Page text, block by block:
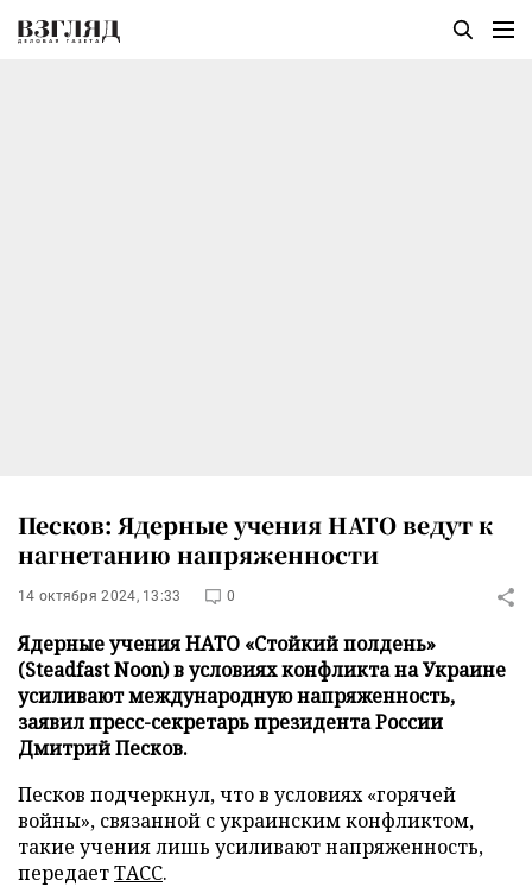
Песков: Ядерные учения НАТО ведут к
нагнетанию напряженности
14 октября 2024, 13:33 0
Ядерные учения НАТО «Стойкий полдень»
(Steadfast Noon) в условиях конфликта на Украине
усиливают международную напряженность,
заявил пресс-секретарь президента России
Дмитрий Песков.
Песков подчеркнул, что в условиях «горячей
войны», связанной с украинским конфликтом,
такие учения лишь усиливают напряженность,
передаетТАСС.